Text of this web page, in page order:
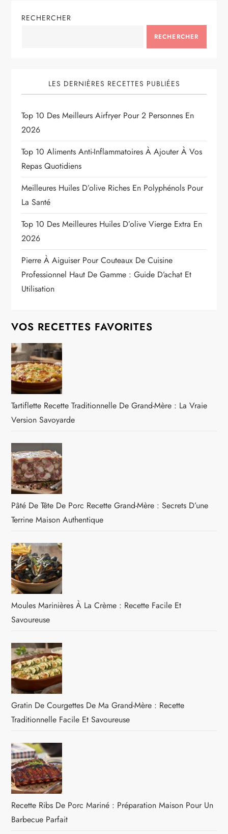
RECHERCHER
RECHERCHER
LES DERNIÈRES RECETTES PUBLIÉES
Top 10 Des Meilleurs Airfryer Pour 2 Personnes En
2026
Top 10 Aliments Anti-Inflammatoires À Ajouter À Vos
Repas Quotidiens
Meilleures Huiles D’olive Riches En Polyphénols Pour
La Santé
Top 10 Des Meilleures Huiles D’olive Vierge Extra En
2026
Pierre À Aiguiser Pour Couteaux De Cuisine
Professionnel Haut De Gamme : Guide D’achat Et
Utilisation
VOS RECETTES FAVORITES
Tartiflette Recette Traditionnelle De Grand-Mère : La Vraie
Version Savoyarde
Pâté De Tête De Porc Recette Grand-Mère : Secrets D’une
Terrine Maison Authentique
Moules Marinières À La Crème : Recette Facile Et
Savoureuse
Gratin De Courgettes De Ma Grand-Mère : Recette
Traditionnelle Facile Et Savoureuse
Recette Ribs De Porc Mariné : Préparation Maison Pour Un
Barbecue Parfait